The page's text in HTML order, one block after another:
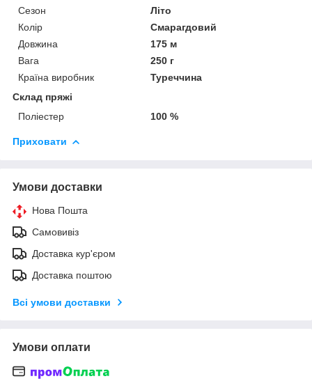
Сезон
Літо
Колір
Смарагдовий
Довжина
175 м
Вага
250 г
Країна виробник
Туреччина
Склад пряжі
Поліестер
100 %
Приховати
Умови доставки
Нова Пошта
Самовивіз
Доставка кур'єром
Доставка поштою
Всі умови доставки
Умови оплати